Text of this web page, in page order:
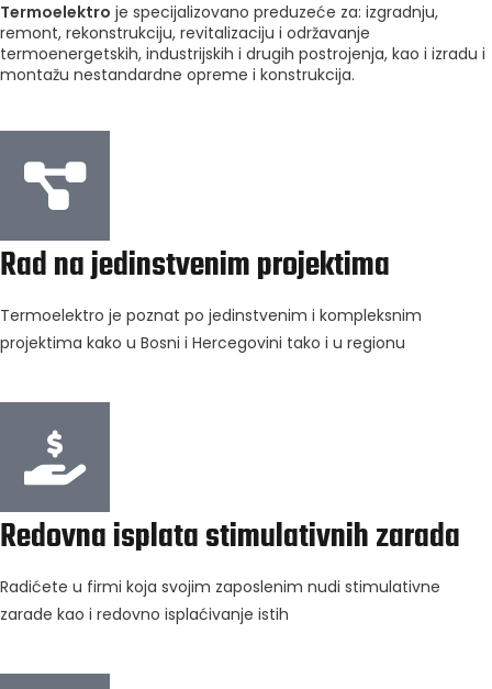
Termoelektro je specijalizovano preduzeće za: izgradnju,
remont, rekonstrukciju, revitalizaciju i održavanje
termoenergetskih, industrijskih i drugih postrojenja, kao i izradu i
montažu nestandardne opreme i konstrukcija.
Rad na jedinstvenim projektima
Termoelektro je poznat po jedinstvenim i kompleksnim
projektima kako u Bosni i Hercegovini tako i u regionu
Redovna isplata stimulativnih zarada
Radićete u firmi koja svojim zaposlenim nudi stimulativne
zarade kao i redovno isplaćivanje istih